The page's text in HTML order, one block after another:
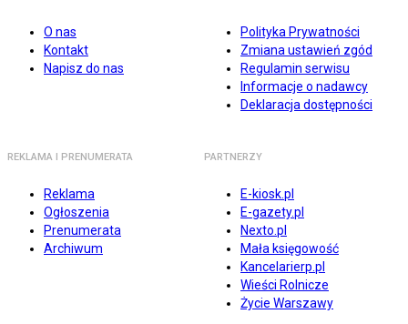
O nas
Kontakt
Napisz do nas
Polityka Prywatności
Zmiana ustawień zgód
Regulamin serwisu
Informacje o nadawcy
Deklaracja dostępności
REKLAMA I PRENUMERATA
Reklama
Ogłoszenia
Prenumerata
Archiwum
PARTNERZY
E-kiosk.pl
E-gazety.pl
Nexto.pl
Mała księgowość
Kancelarierp.pl
Wieści Rolnicze
Życie Warszawy